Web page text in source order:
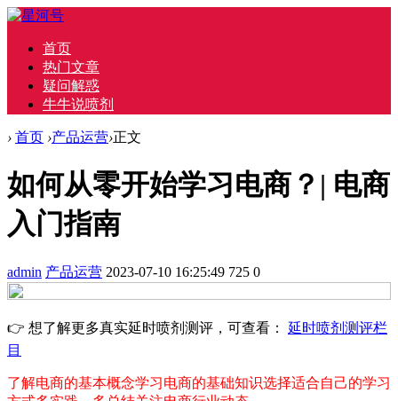
首页
热门文章
疑问解惑
牛牛说喷剂
› 首页 ›产品运营›正文
如何从零开始学习电商？| 电商
入门指南
admin 产品运营 2023-07-10 16:25:49 725 0
👉 想了解更多真实延时喷剂测评，可查看： 延时喷剂测评栏
目
了解电商的基本概念学习电商的基础知识选择适合自己的学习